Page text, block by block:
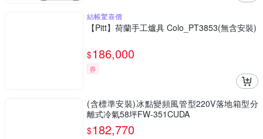
結帳驚喜價
【Pitt】荷蘭手工爐具 Colo_PT3853(無含安裝)
$186,000
券
(含標準安裝)冰點變頻風管型220V落地箱型分
離式冷氣58坪FW-351CUDA
$182,770